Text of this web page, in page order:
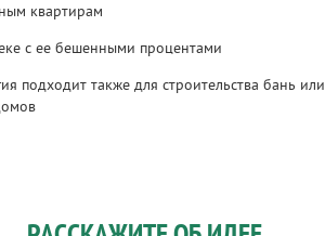
квартирам
с ее бешенными процентами
подходит также для строительства бань или